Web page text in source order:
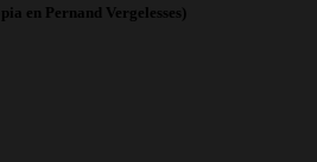
en Pernand Vergelesses)